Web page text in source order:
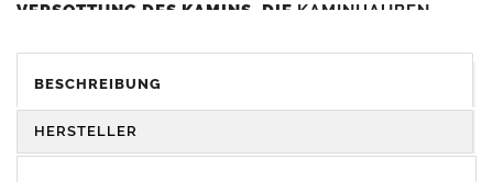
VERSOTTUNG DES KAMINS. DIE KAMINHAUBEN
DIENEN GLEICHZEITIG ALS GESTALTERISCHES
ELEMENT ZUR VERSCHÖNERUNG DES BAUWERKS.
BESCHREIBUNG
HERSTELLER